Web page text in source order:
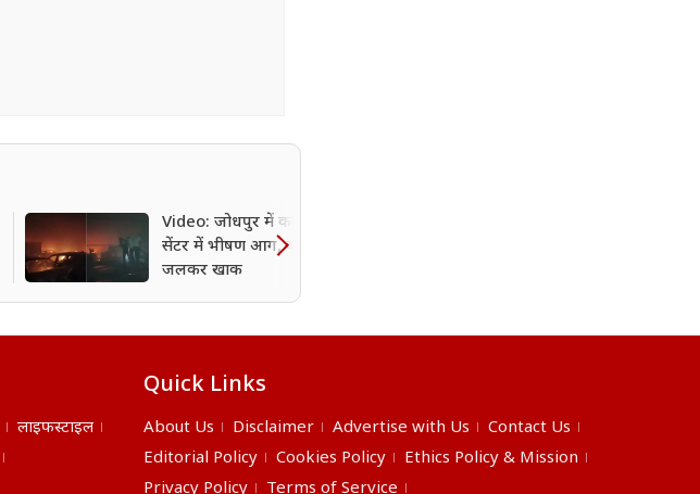
Video: जोधपुर में कार सर्विस
सेंटर में भीषण आग, कई वाहन
जलकर खाक
लाइफस्टाइल
Quick Links
About Us Disclaimer Advertise with Us
Contact Us
Editorial Policy
Cookies Policy
Ethics Policy & Mission
Privacy Policy
Terms of Service